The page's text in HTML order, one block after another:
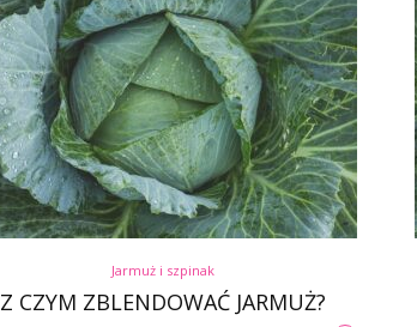
Jarmuż i szpinak
Z CZYM ZBLENDOWAĆ JARMUŻ?